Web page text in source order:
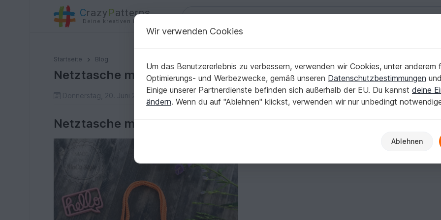
CrazyPatterns
Deine kreativen Ideen
Startseite Blog
Netztasche mit Windradboden häkeln
Netztasche mit Windradboden häkeln
Donnerstag, 20. Juni 2019 MaCaStyle Beiträge Store
Netztasche mit Windradboden
Wir verwenden Cookies
Um das Benutzererlebnis zu verbessern, verwenden wir Cookies, unter anderem
Optimierungs- und Werbezwecke, gemäß unseren Datenschutzbestimmungen und
Einige unserer Partnerdienste befinden sich außerhalb der EU. Du kannst deine
ändern. Wenn du auf "Ablehnen" klickst, verwenden wir nur unbedingt
Ablehnen